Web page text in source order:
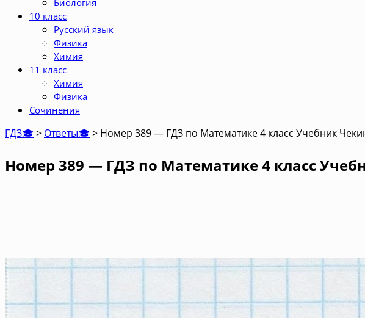
Биология
10 класс
Русский язык
Физика
Химия
11 класс
Химия
Физика
Сочинения
ГДЗ🎓> Ответы🎓> Номер 389 — ГДЗ по Математике 4 класс Учебник
Номер 389 — ГДЗ по Математике 4 класс